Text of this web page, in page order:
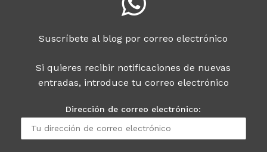
Suscríbete al blog por correo electrónico
Si quieres recibir notificaciones de nuevas
entradas, introduce tu correo electrónico
Dirección de correo electrónico: